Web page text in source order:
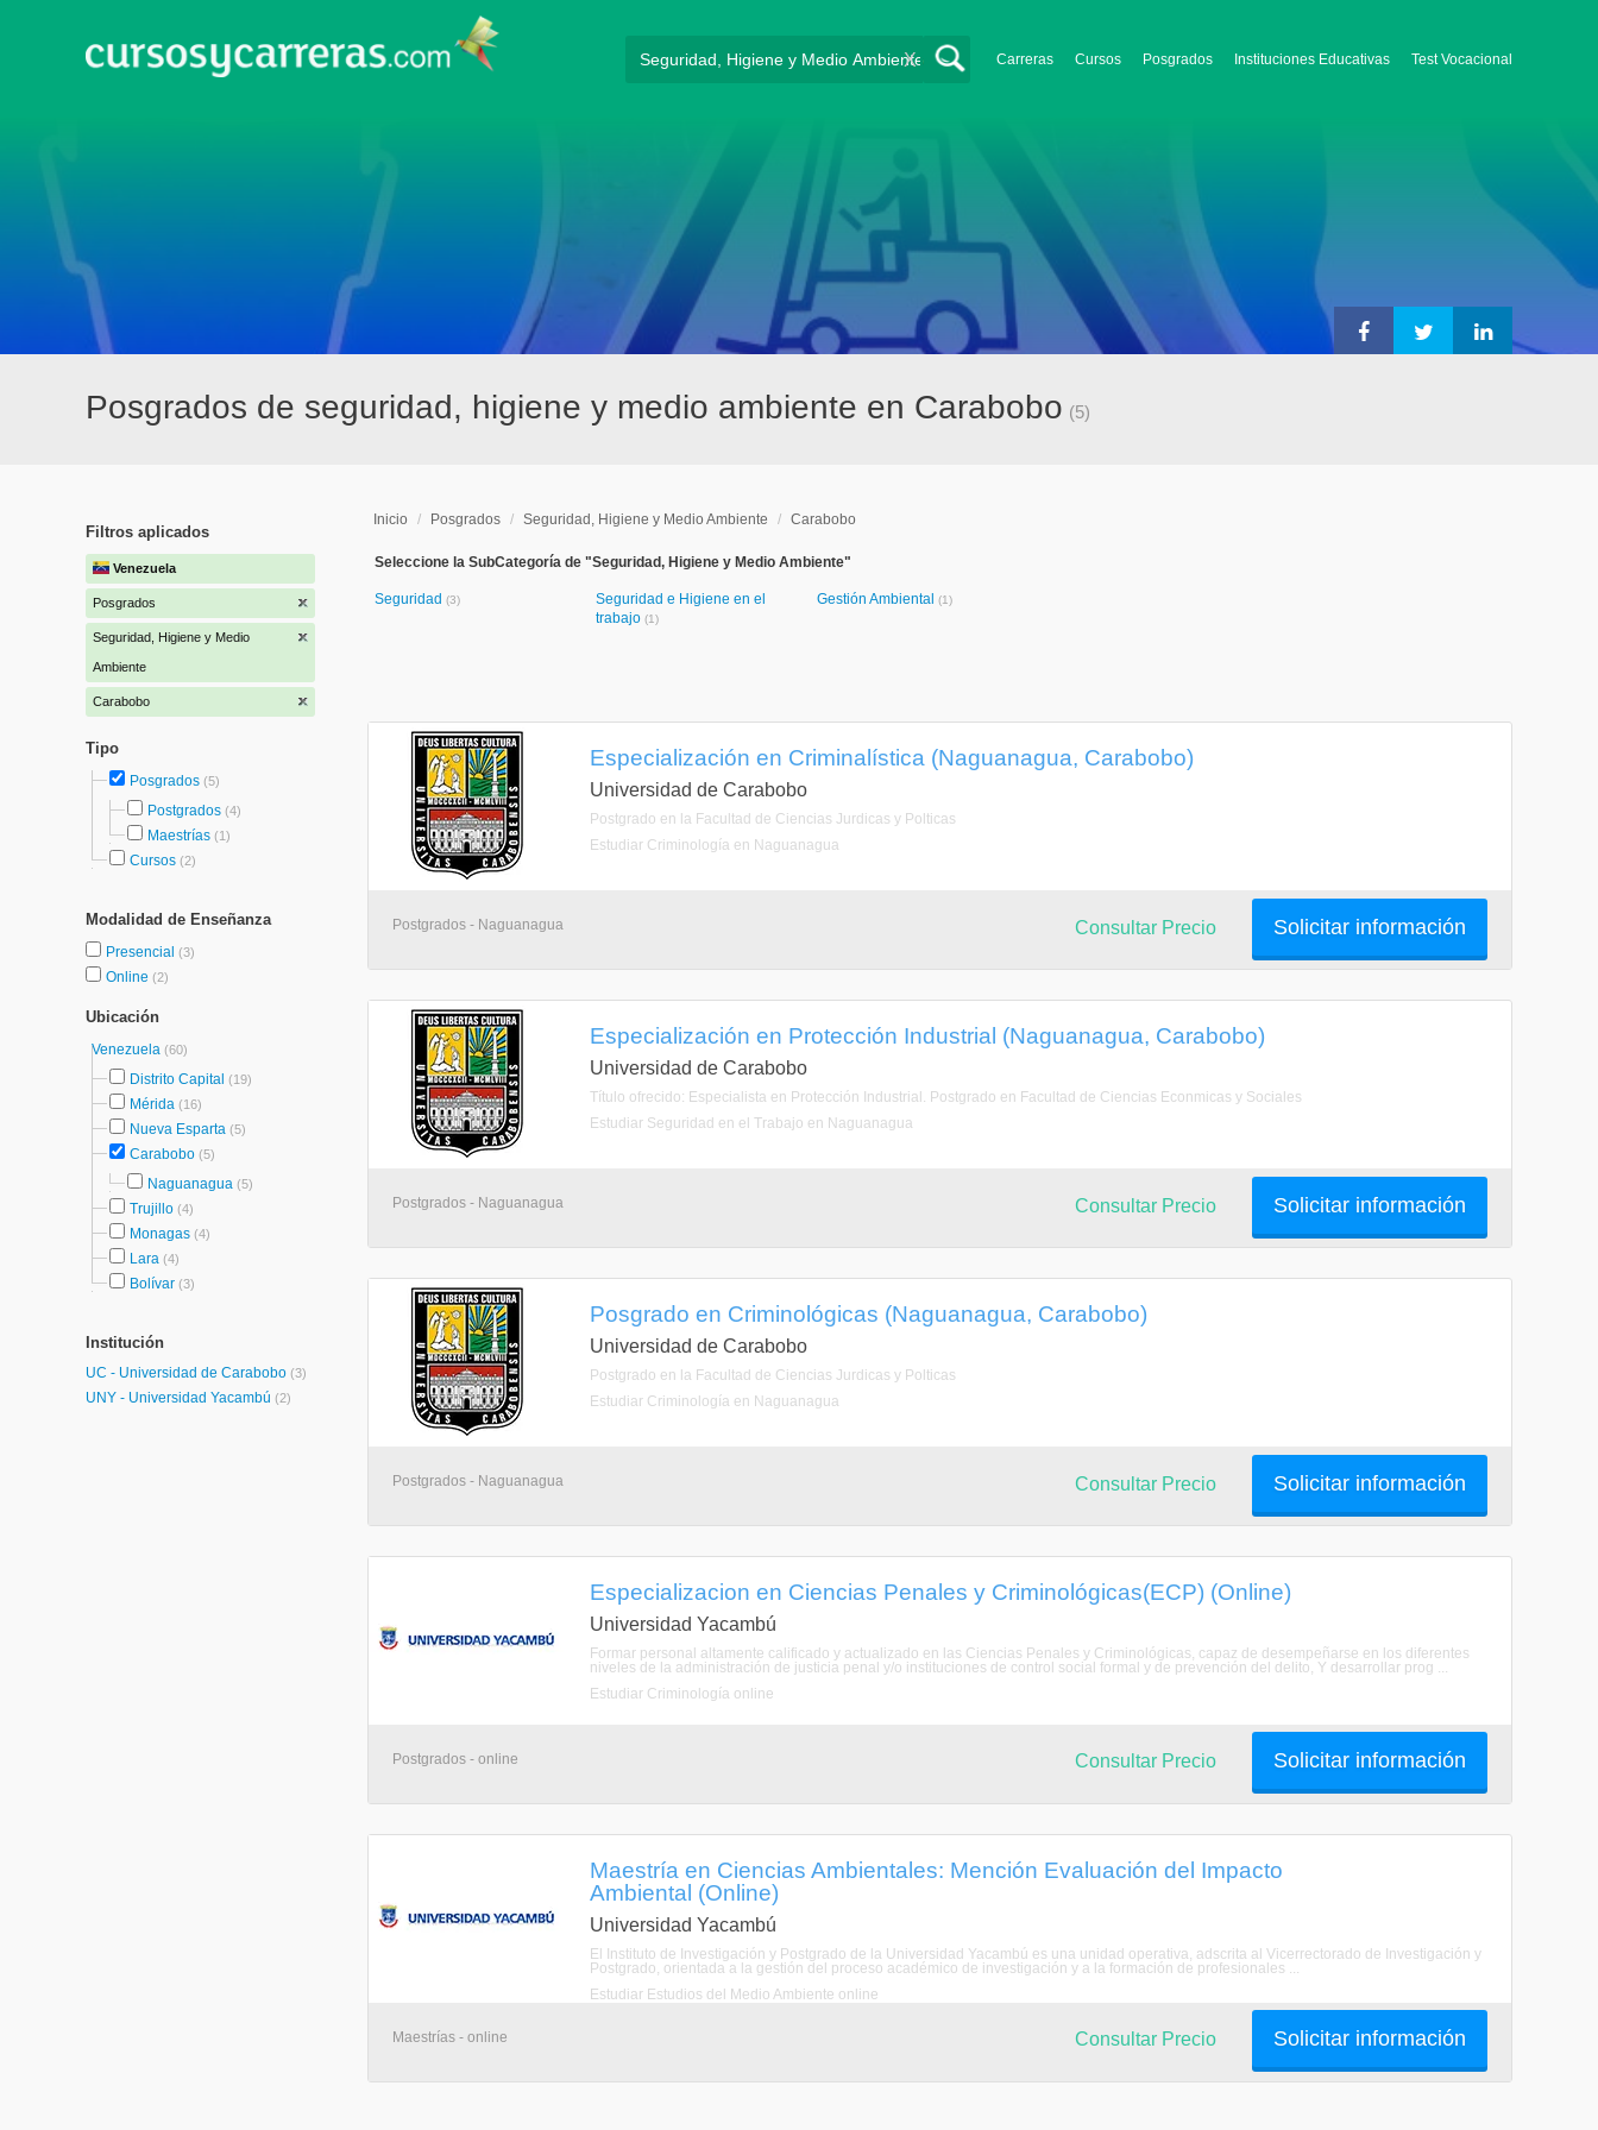
Carreras Cursos Posgrados Instituciones Educativas Test Vocacional
X
Posgrados de seguridad, higiene y medio ambiente en Carabobo (5)
Filtros aplicados
Venezuela
Posgrados
Seguridad, Higiene y Medio
Ambiente
Carabobo
Tipo
Posgrados (5)
Postgrados (4)
Maestrías (1)
Cursos (2)
Modalidad de Enseñanza
Presencial (3)
Online (2)
Ubicación
Venezuela (60)
Distrito Capital (19)
Mérida (16)
Nueva Esparta (5)
Carabobo (5)
Naguanagua (5)
Trujillo (4)
Monagas (4)
Lara (4)
Bolívar (3)
Institución
UC - Universidad de Carabobo (3)
UNY - Universidad Yacambú (2)
Inicio / Posgrados / Seguridad, Higiene y Medio Ambiente / Carabobo
Seleccione la SubCategoría de "Seguridad, Higiene y Medio Ambiente"
Seguridad (3)
Seguridad e Higiene en el
trabajo (1)
Gestión Ambiental (1)
Especialización en Criminalística (Naguanagua, Carabobo)
Universidad de Carabobo
Postgrado en la Facultad de Ciencias Jurdicas y Polticas
Estudiar Criminología en Naguanagua
Postgrados - Naguanagua Solicitar información
Consultar Precio
Especialización en Protección Industrial (Naguanagua, Carabobo)
Universidad de Carabobo
Título ofrecido: Especialista en Protección Industrial. Postgrado en Facultad de Ciencias Econmicas y Sociales
Estudiar Seguridad en el Trabajo en Naguanagua
Postgrados - Naguanagua Solicitar información
Consultar Precio
Posgrado en Criminológicas (Naguanagua, Carabobo)
Universidad de Carabobo
Postgrado en la Facultad de Ciencias Jurdicas y Polticas
Estudiar Criminología en Naguanagua
Postgrados - Naguanagua Solicitar información
Consultar Precio
Especializacion en Ciencias Penales y Criminológicas(ECP) (Online)
Universidad Yacambú
Formar personal altamente calificado y actualizado en las Ciencias Penales y Criminológicas, capaz de desempeñarse en los diferentes
niveles de la administración de justicia penal y/o instituciones de control social formal y de prevención del delito, Y desarrollar prog ...
Estudiar Criminología online
Postgrados - online Solicitar información
Consultar Precio
Maestría en Ciencias Ambientales: Mención Evaluación del Impacto
Ambiental (Online)
Universidad Yacambú
El Instituto de Investigación y Postgrado de la Universidad Yacambú es una unidad operativa, adscrita al Vicerrectorado de Investigación y
Postgrado, orientada a la gestión del proceso académico de investigación y a la formación de profesionales ...
Estudiar Estudios del Medio Ambiente online
Maestrías - online Solicitar información
Consultar Precio